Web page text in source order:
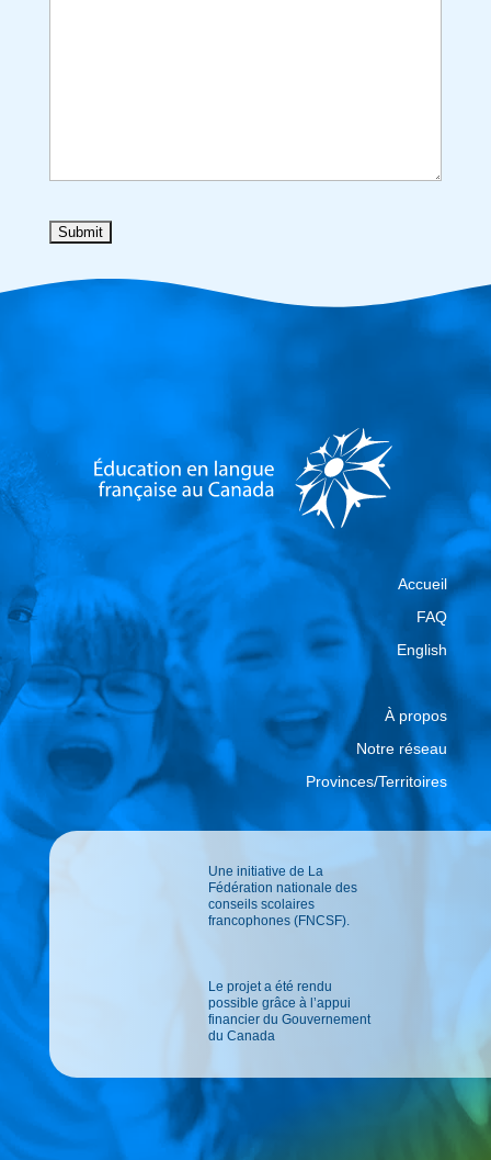
Accueil
FAQ
English
À propos
Notre réseau
Provinces/Territoires
Une initiative de La
Fédération nationale des
conseils scolaires
francophones (FNCSF).
Le projet a été rendu
possible grâce à l’appui
financier du Gouvernement
du Canada